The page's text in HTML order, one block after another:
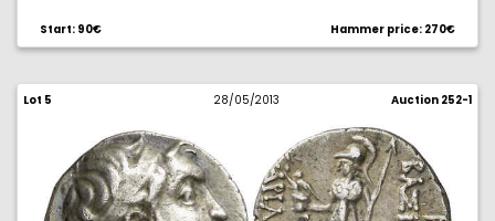
Start: 90€ Hammer price: 270€
Lot 5 28/05/2013 Auction 252-1